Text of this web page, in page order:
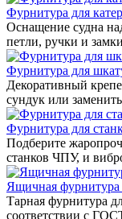
Фурнитура для
Оснащение судна
петли, ручки и
Фурнитура для
Декоративный
сундук или
Фурнитура для
Подберите
станков ЧПУ, и
Ящичная
Тарная фурнитура
соответствии с